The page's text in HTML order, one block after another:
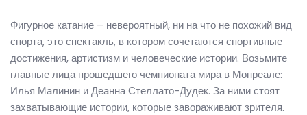
Фигурное катание – невероятный, ни на что не похожий вид
спорта, это спектакль, в котором сочетаются спортивные
достижения, артистизм и человеческие истории. Возьмите
главные лица прошедшего чемпионата мира в Монреале:
Илья Малинин и Деанна Стеллато-Дудек. За ними стоят
захватывающие истории, которые завораживают зрителя.